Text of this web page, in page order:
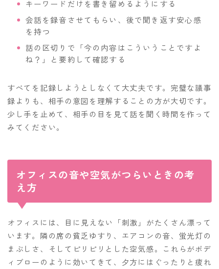
キーワードだけを書き留めるようにする
会話を録音させてもらい、後で聞き返す安心感
を持つ
話の区切りで「今の内容はこういうことですよ
ね？」と要約して確認する
すべてを記録しようとしなくて大丈夫です。完璧な議事
録よりも、相手の意図を理解することの方が大切です。
少し手を止めて、相手の目を見て話を聞く時間を作って
みてください。
オフィスの音や空気がつらいときの考
え方
オフィスには、目に見えない「刺激」がたくさん漂って
います。隣の席の貧乏ゆすり、エアコンの音、蛍光灯の
まぶしさ、そしてピリピリとした空気感。これらがボデ
ィブローのように効いてきて、夕方にはぐったりと疲れ